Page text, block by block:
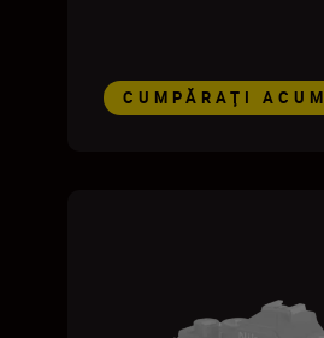
CUMPĂRAŢI ACUM